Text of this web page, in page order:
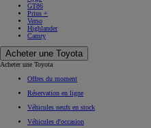
GT86
Prius +
Verso
Highlander
Camry
Acheter une Toyota
Acheter une Toyota
Offres du moment
Réservation en ligne
Véhicules neufs en stock
Véhicules d'occasion